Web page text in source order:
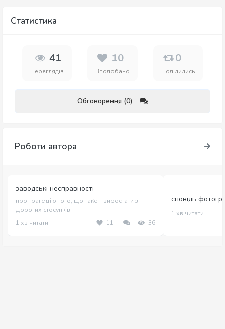
Статистика
41
Переглядів
10
Вподобано
0
Поділились
Обговорення (0)
Роботи автора
заводські несправності
про трагедію того, що таке - виростати з
дорогих стосунків
1 хв читати
11 36
сповідь
1 хв читати